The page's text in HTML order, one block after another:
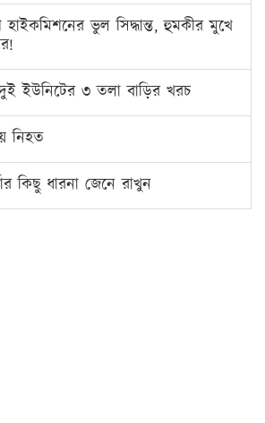
হাইকমিশনের ভুল সিদ্ধান্ত, হুমকীর মুখে
ইউনিটের ৩ তলা বাড়ির খরচ
নিহত
কিছু ধারনা জেনে রাখুন